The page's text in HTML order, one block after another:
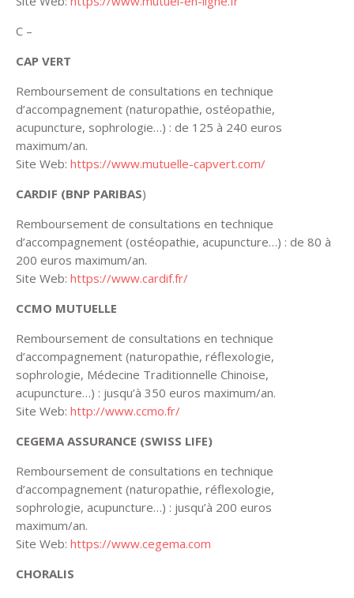
C –
CAP VERT
Remboursement de consultations en technique
d’accompagnement (naturopathie, ostéopathie,
acupuncture, sophrologie…) : de 125 à 240 euros
maximum/an.
Site Web: https://www.mutuelle-capvert.com/
CARDIF (BNP PARIBAS)
Remboursement de consultations en technique
d’accompagnement (ostéopathie, acupuncture…) : de 80 à
200 euros maximum/an.
Site Web: https://www.cardif.fr/
CCMO MUTUELLE
Remboursement de consultations en technique
d’accompagnement (naturopathie, réflexologie,
sophrologie, Médecine Traditionnelle Chinoise,
acupuncture…) : jusqu’à 350 euros maximum/an.
Site Web: http://www.ccmo.fr/
CEGEMA ASSURANCE (SWISS LIFE)
Remboursement de consultations en technique
d’accompagnement (naturopathie, réflexologie,
sophrologie, acupuncture…) : jusqu’à 200 euros
maximum/an.
Site Web: https://www.cegema.com
CHORALIS